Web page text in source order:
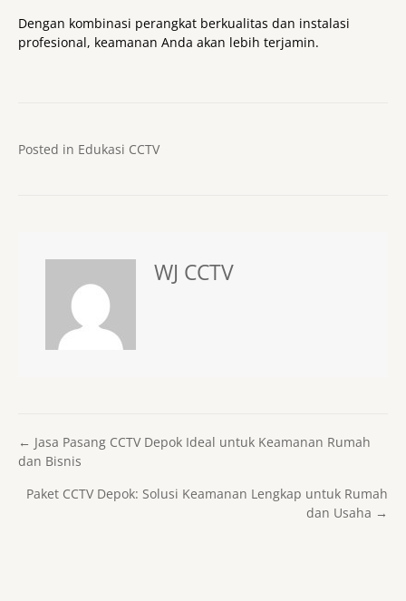
Dengan kombinasi perangkat berkualitas dan instalasi
profesional, keamanan Anda akan lebih terjamin.
Posted in Edukasi CCTV
WJ CCTV
Posts navigation
← Jasa Pasang CCTV Depok Ideal untuk Keamanan Rumah
dan Bisnis
Paket CCTV Depok: Solusi Keamanan Lengkap untuk Rumah
dan Usaha →